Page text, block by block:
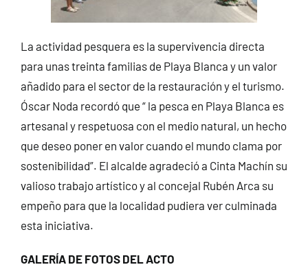
La actividad pesquera es la supervivencia directa
para unas treinta familias de Playa Blanca y un valor
añadido para el sector de la restauración y el turismo.
Óscar Noda recordó que “ la pesca en Playa Blanca es
artesanal y respetuosa con el medio natural, un hecho
que deseo poner en valor cuando el mundo clama por
sostenibilidad”. El alcalde agradeció a Cinta Machín su
valioso trabajo artístico y al concejal Rubén Arca su
empeño para que la localidad pudiera ver culminada
esta iniciativa.
GALERÍA DE FOTOS DEL ACTO